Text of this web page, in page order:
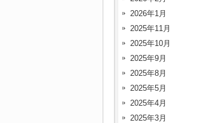
2026年1月
2025年11月
2025年10月
2025年9月
2025年8月
2025年5月
2025年4月
2025年3月